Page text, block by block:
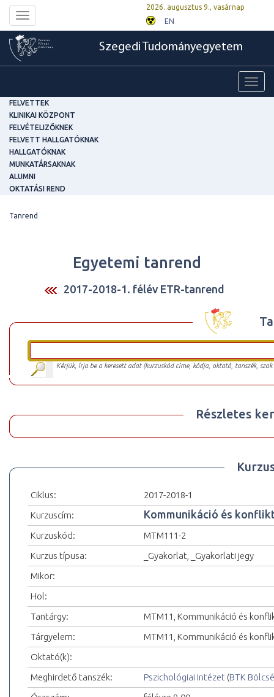
Toggle
navigation
2026. augusztus 9., vasárnap
EN
Szegedi Tudományegyetem
FELVETTEK
KLINIKAI KÖZPONT
FELVÉTELIZŐKNEK
FELVETT HALLGATÓKNAK
HALLGATÓKNAK
MUNKATÁRSAKNAK
ALUMNI
OKTATÁSI REND
Tanrend
Egyetemi tanrend
2017-2018-1. félév ETR-tanrend
Kérjük, írja be a keresett adat (kurzuskód címe, kódja, oktató, tanszék,
Részletes
Ciklus:
2017-2018-1
Kurzuscím:
Kommunikáció és
Kurzuskód:
MTM111-2
Kurzus típusa:
_Gyakorlat, _Gyakorlati jegy
Mikor:
Hol:
Tantárgy:
MTM11, Kommunikáció és
Tárgyelem:
MTM11, Kommunikáció és
Oktató(k):
Meghirdető tanszék:
Pszichológiai Intézet (BTK